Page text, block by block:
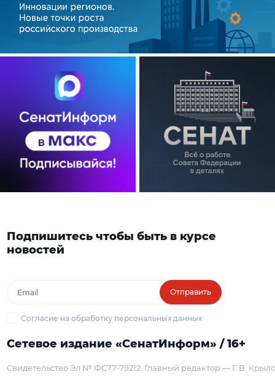
Подпишитесь чтобы быть в курсе
новостей
Отправить
Согласие на обработку персональных данных
Сетевое издание «СенатИнформ» / 16+
Свидетельство Эл № ФС77-79212 Главный редактор — Г. В.